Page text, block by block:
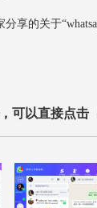
的关于
可以直接点击